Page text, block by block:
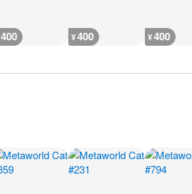
400 ¥400 ¥400